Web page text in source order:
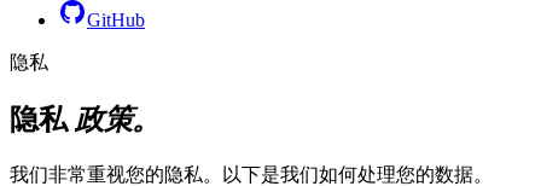
GitHub
隐私
隐私 政策。
我们非常重视您的隐私。以下是我们如何处理您的数据。